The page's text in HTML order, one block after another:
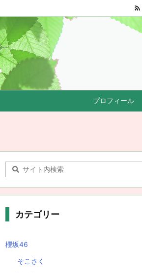
プロフィール

カテゴリー
櫻坂46
そこさく